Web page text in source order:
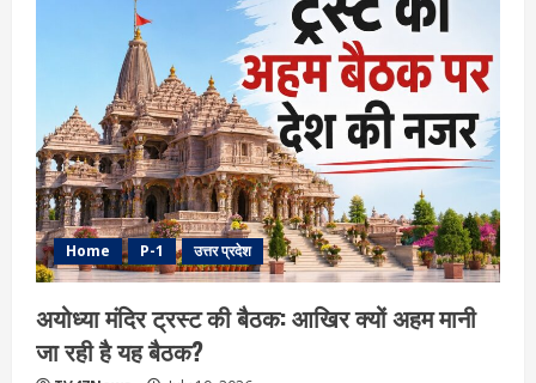
C-
RAM
मिसाइल
सिस्टम,
क्या
हैं
इसकी
खूबियां?
ईरान-
अमेरिका
तनाव
के
बीच
क्यों
बढ़ी
चर्चा
Home P-1 उत्तर प्रदेश
अयोध्या मंदिर ट्रस्ट की बैठक: आखिर क्यों अहम मानी
जा रही है यह बैठक?